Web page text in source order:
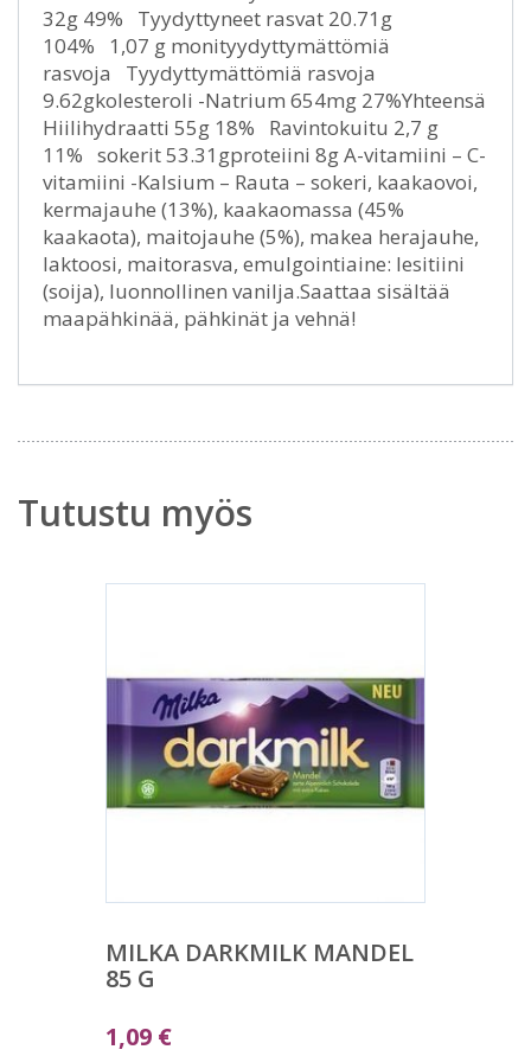
32g 49% Tyydyttyneet rasvat 20.71g
104% 1,07 g monityydyttymättömiä
rasvoja Tyydyttymättömiä rasvoja
9.62gkolesteroli -Natrium 654mg 27%Yhteensä
Hiilihydraatti 55g 18% Ravintokuitu 2,7 g
11% sokerit 53.31gproteiini 8g A-vitamiini – C-
vitamiini -Kalsium – Rauta – sokeri, kaakaovoi,
kermajauhe (13%), kaakaomassa (45%
kaakaota), maitojauhe (5%), makea herajauhe,
laktoosi, maitorasva, emulgointiaine: lesitiini
(soija), luonnollinen vanilja.Saattaa sisältää
maapähkinää, pähkinät ja vehnä!
Tutustu myös
MILKA DARKMILK MANDEL
85 G
1,09 €